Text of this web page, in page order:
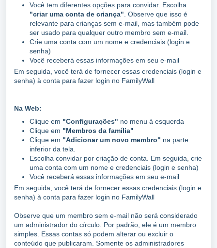
Você tem diferentes opções para convidar. Escolha
"criar uma conta de criança" . Observe que isso é
relevante para crianças sem e-mail, mas também pode
ser usado para qualquer outro membro sem e-mail.
Crie uma conta com um nome e credenciais (login e
senha)
Você receberá essas informações em seu e-mail
Em seguida, você terá de fornecer essas credenciais (login e
senha) à conta para fazer login no FamilyWall
Na Web:
Clique em "Configurações" no menu à esquerda
Clique em "Membros da família"
Clique em "Adicionar um novo membro" na parte
inferior da tela.
Escolha convidar por criação de conta. Em seguida, crie
uma conta com um nome e credenciais (login e senha)
Você receberá essas informações em seu e-mail
Em seguida, você terá de fornecer essas credenciais (login e
senha) à conta para fazer login no FamilyWall
Observe que um membro sem e-mail não será considerado
um administrador do círculo. Por padrão, ele é um membro
simples. Essas contas só podem alterar ou excluir o
conteúdo que publicaram. Somente os administradores